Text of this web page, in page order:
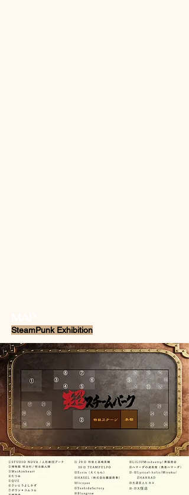
SteamPunk Exhibition